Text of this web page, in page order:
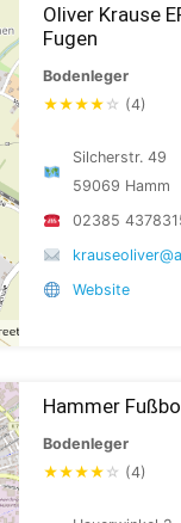
Oliver Krause
Fugen
Bodenleger
★★★★ ☆ (4)
Silcherstr. 49
59069 Hamm
02385
Website
Hammer
Bodenleger
★★★★ ☆ (4)